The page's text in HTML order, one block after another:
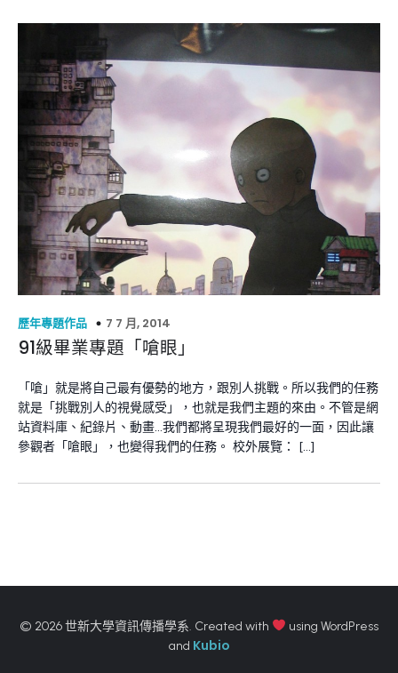
歷年專題作品 7 7 月, 2014
91級畢業專題「嗆眼」
「嗆」就是將自己最有優勢的地方，跟別人挑戰。所以我們的任務
就是「挑戰別人的視覺感受」，也就是我們主題的來由。不管是網
站資料庫、紀錄片、動畫…我們都將呈現我們最好的一面，因此讓
參觀者「嗆眼」，也變得我們的任務。 校外展覽： […]
© 2026 世新大學資訊傳播學系. Created with
using WordPress
and Kubio